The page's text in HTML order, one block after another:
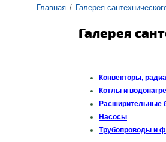
Главная Галерея
Галерея
Конвекторы,
Котлы и
Расширительные
Насосы
Трубопроводы и